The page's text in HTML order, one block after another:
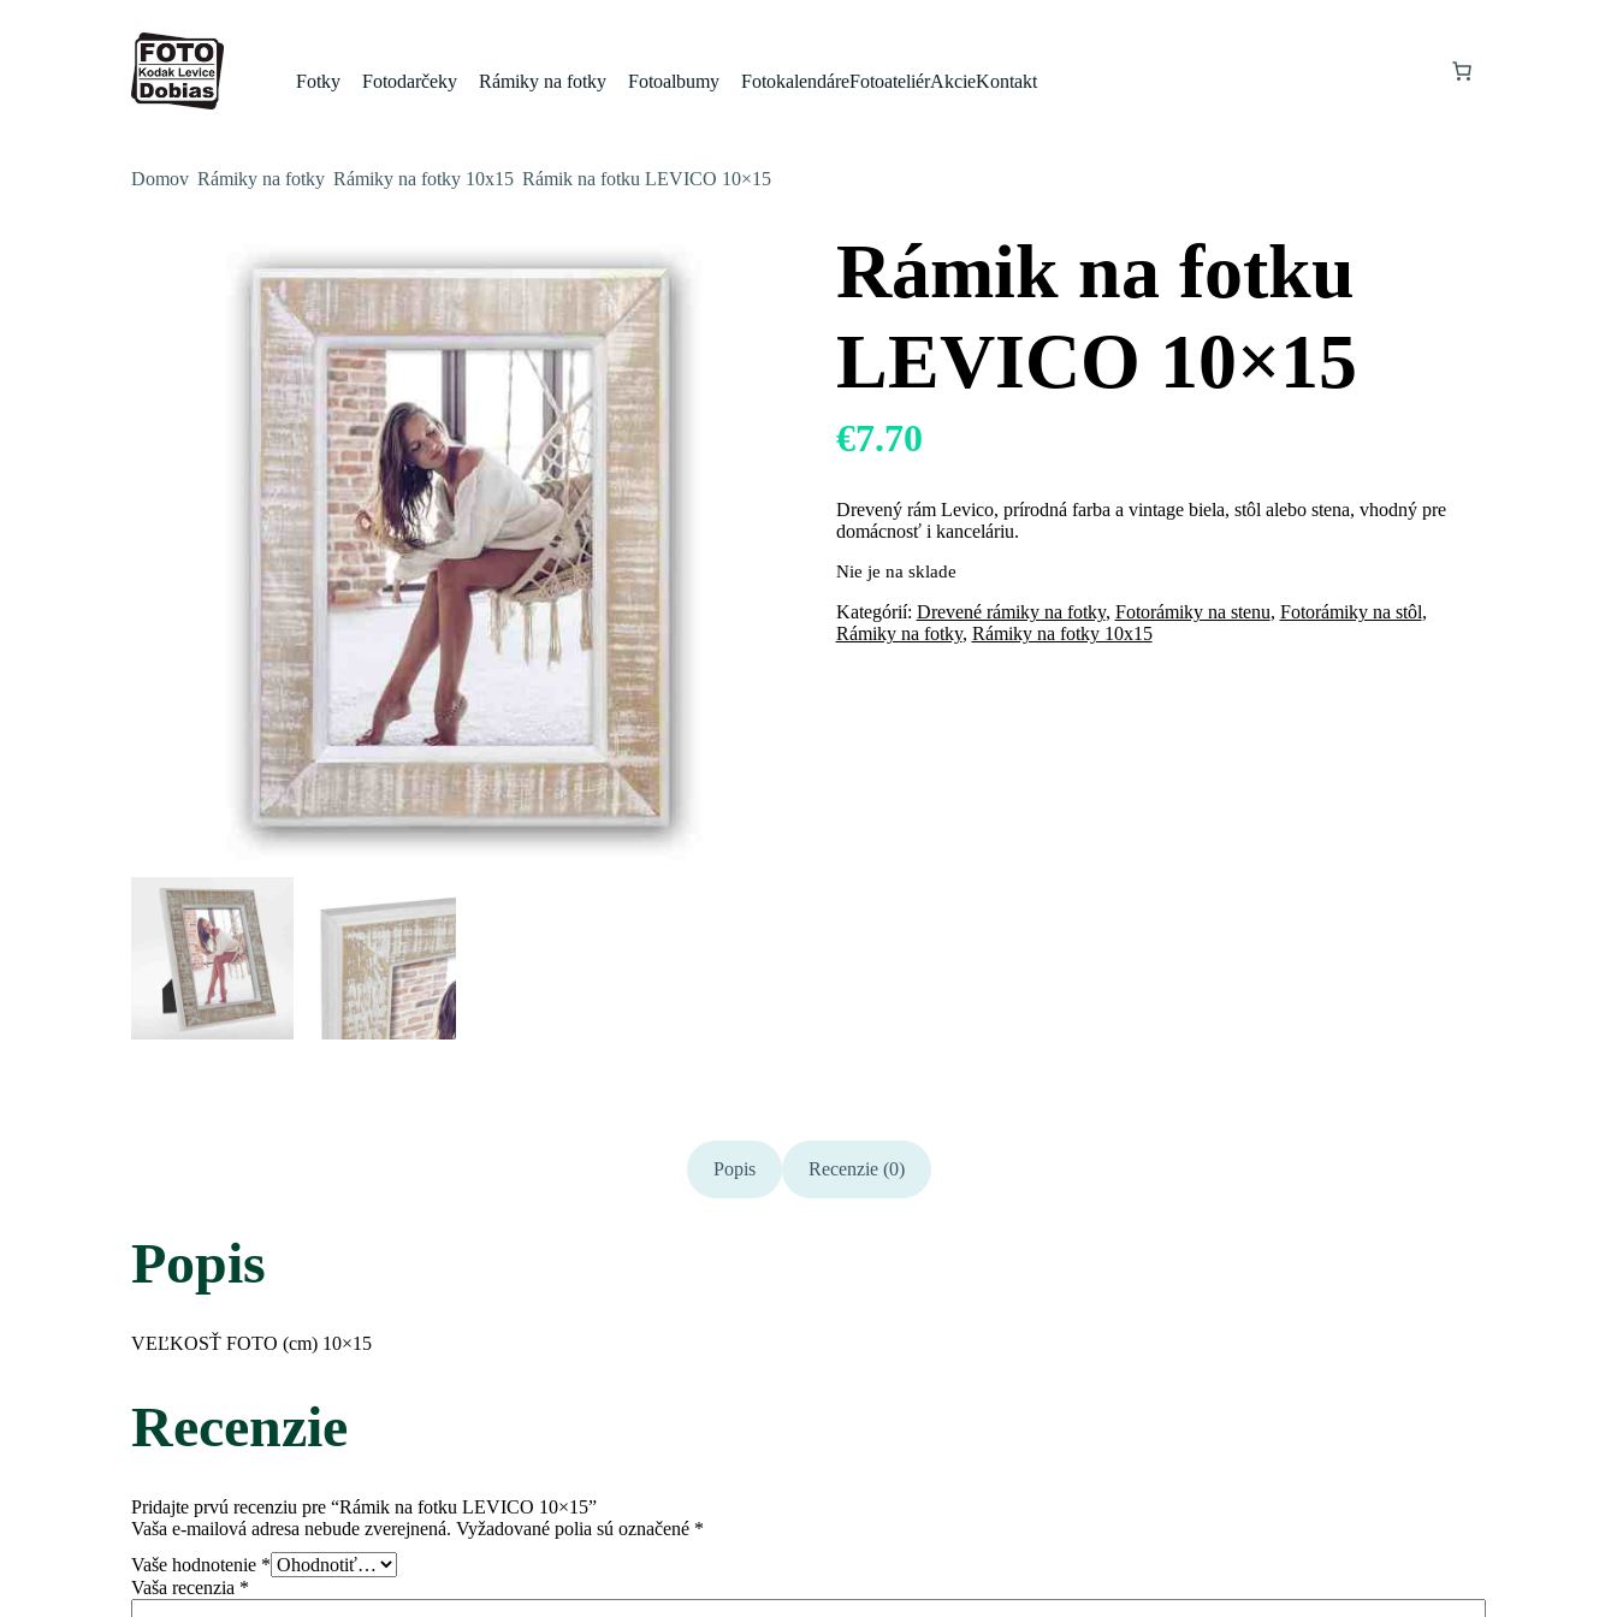
Fotky Fotodarčeky Rámiky na fotky Fotoalbumy FotokalendáreFotoateliérAkcieKontakt
Domov Rámiky na fotky Rámiky na fotky 10x15 Rámik na fotku LEVICO 10×15
Rámik na fotku
LEVICO 10×15
€7.70
Drevený rám Levico, prírodná farba a vintage biela, stôl alebo stena, vhodný pre
domácnosť i kanceláriu.
Nie je na sklade
Kategórií: Drevené rámiky na fotky, Fotorámiky na stenu, Fotorámiky na stôl,
Rámiky na fotky, Rámiky na fotky 10x15
Popis Recenzie (0)
Popis
VEĽKOSŤ FOTO (cm) 10×15
Recenzie
Pridajte prvú recenziu pre “Rámik na fotku LEVICO 10×15”
Vaša e-mailová adresa nebude zverejnená. Vyžadované polia sú označené *
Vaše hodnotenie *
Vaša recenzia *